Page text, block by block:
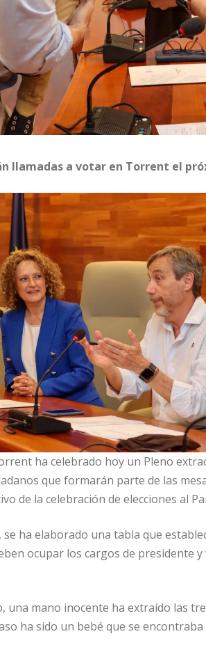
llamadas a votar en Torrent el
ha celebrado hoy un Pleno
que formarán parte de las
de la celebración de elecciones al
ha elaborado una tabla que
ocupar los cargos de presidente
una mano inocente ha extraído las
ha sido un bebé que se